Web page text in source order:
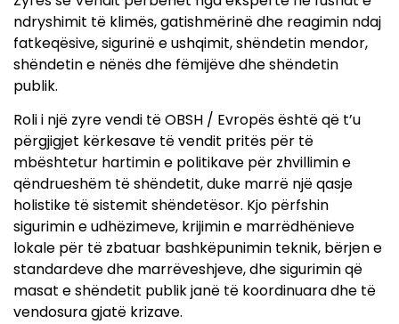
ndryshimit të klimës, gatishmërinë dhe reagimin ndaj
fatkeqësive, sigurinë e ushqimit, shëndetin mendor,
shëndetin e nënës dhe fëmijëve dhe shëndetin
publik.
Roli i një zyre vendi të OBSH / Evropës është që t’u
përgjigjet kërkesave të vendit pritës për të
mbështetur hartimin e politikave për zhvillimin e
qëndrueshëm të shëndetit, duke marrë një qasje
holistike të sistemit shëndetësor. Kjo përfshin
sigurimin e udhëzimeve, krijimin e marrëdhënieve
lokale për të zbatuar bashkëpunimin teknik, bërjen e
standardeve dhe marrëveshjeve, dhe sigurimin që
masat e shëndetit publik janë të koordinuara dhe të
vendosura gjatë krizave.